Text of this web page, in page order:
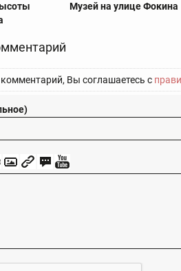
Музей на улице Фокина
Вы соглашаетесь с